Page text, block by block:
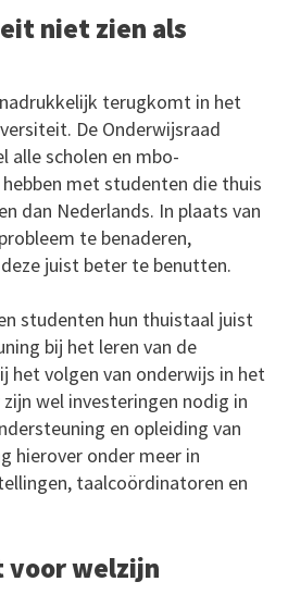
niet zien als
terugkomt in het
De Onderwijsraad
scholen en mbo-
met studenten die thuis
dan Nederlands. In plaats van
te benaderen,
juist beter te benutten.
studenten hun thuistaal juist
bij het leren van de
het volgen van onderwijs in het
wel investeringen nodig in
en opleiding van
hierover onder meer in
taalcoördinatoren en
voor welzijn